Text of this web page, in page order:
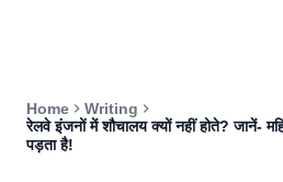
Contact
Home
Writing
रेलवे इंजनों में शौचालय क्यों नहीं होते? जानें-
पड़ता है!